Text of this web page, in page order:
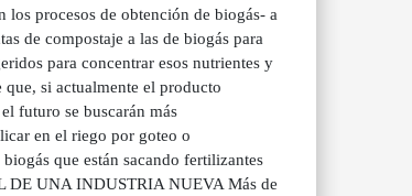
procesos de obtención de biogás- a
de compostaje a las de biogás para
para concentrar esos nutrientes y
si actualmente el producto
futuro se buscarán más
en el riego por goteo o
que están sacando fertilizantes
DE UNA INDUSTRIA NUEVA Más de